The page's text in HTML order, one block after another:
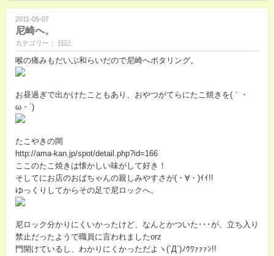
2011-05-07
尼崎へ。
カテゴリー： 日記
喉の痛みもだいぶ和らいだので尼崎へポタリング。
お昼過ぎで出かけたこともあり、おやつがてらにたこ焼きを(｀・
ω・´)
たこやきの岡
http://ama-kan.jp/spot/detail.php?id=166
ここのたこ焼きは懐かしい味がして好き！
そしてにお店のおばちゃんの親しみやすさが(・∀・)ｲｲ!!
ゆっくりしてからその足で尼ロックへ。
尼ロック分かりにくいかったけど、なんとかついた･･･が、立ち入り
禁止だったようで職員に言われましたorz
門開けているし、わかりにくかっただよヽ(`Д´)ﾉｳﾜｧｧｧﾝ!!